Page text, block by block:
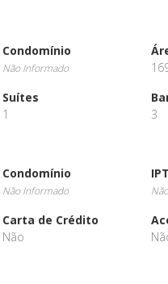
Condomínio
Não Informado
Suítes
1
3
Condomínio
Não Informado
Carta de Crédito
Não